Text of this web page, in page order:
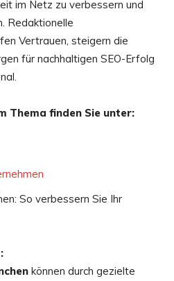
im Netz zu verbessern und
Redaktionelle
Vertrauen, steigern die
für nachhaltigen SEO-Erfolg
Thema finden Sie unter:
So verbessern Sie Ihr
können durch gezielte